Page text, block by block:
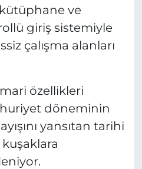
ve
giriş sistemiyle
çalışma alanları
özellikleri
döneminin
yansıtan tarihi